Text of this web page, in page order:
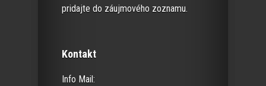
pridajte do záujmového zoznamu.
Kontakt
Info Mail: